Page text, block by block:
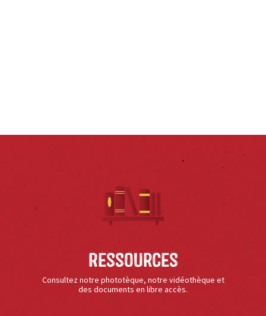
Ressources
Consultez notre phototèque, notre vidéothèque et
des documents en libre accès.